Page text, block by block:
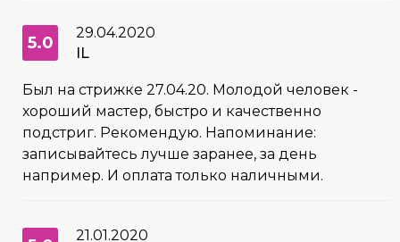
5.0
29.04.2020
IL
Был на стрижке 27.04.20. Молодой человек -
хороший мастер, быстро и качественно
подстриг. Рекомендую. Напоминание:
записывайтесь лучше заранее, за день
например. И оплата только наличными.
21.01.2020